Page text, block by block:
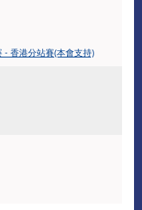
- 香港分站賽(本會支持)